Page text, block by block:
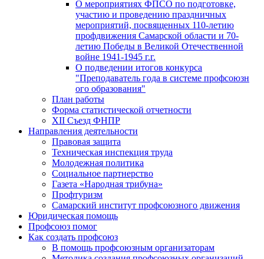
О мероприятиях ФПСО по подготовке,
участию и проведению праздничных
мероприятий, посвященных 110-летию
профдвижения Самарской области и 70-
летию Победы в Великой Отечественной
войне 1941-1945 г.г.
О подведении итогов конкурса
"Преподаватель года в системе профсоюзн
ого образования"
План работы
Форма статистической отчетности
XII Съезд ФНПР
Направления деятельности
Правовая защита
Техническая инспекция труда
Молодежная политика
Социальное партнерство
Газета «Народная трибуна»
Профтуризм
Самарский институт профсоюзного движения
Юридическая помощь
Профсоюз помог
Как создать профсоюз
В помощь профсоюзным организаторам